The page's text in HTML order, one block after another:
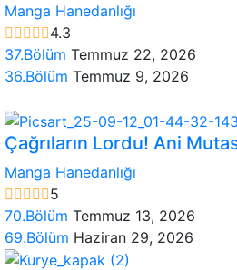
Manga Hanedanlığı
4.3
37.Bölüm Temmuz 22, 2026
36.Bölüm Temmuz 9, 2026
Çağrıların Lordu! Ani
Manga Hanedanlığı
5
70.Bölüm Temmuz 13, 2026
69.Bölüm Haziran 29, 2026